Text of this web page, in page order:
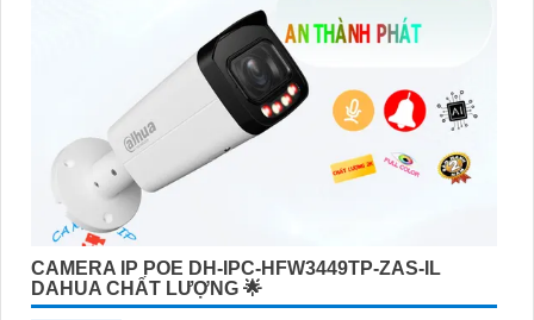
CAMERA IP POE DH-IPC-HFW3449TP-ZAS-IL
DAHUA CHẤT LƯỢNG 🌟